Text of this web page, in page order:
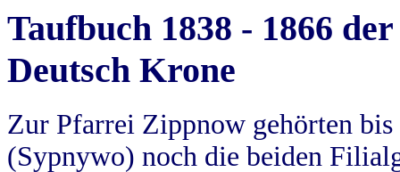
Taufbuch 1838 - 1866
Deutsch Krone
Zur Pfarrei Zippnow gehörten
(Sypnywo) noch die beiden